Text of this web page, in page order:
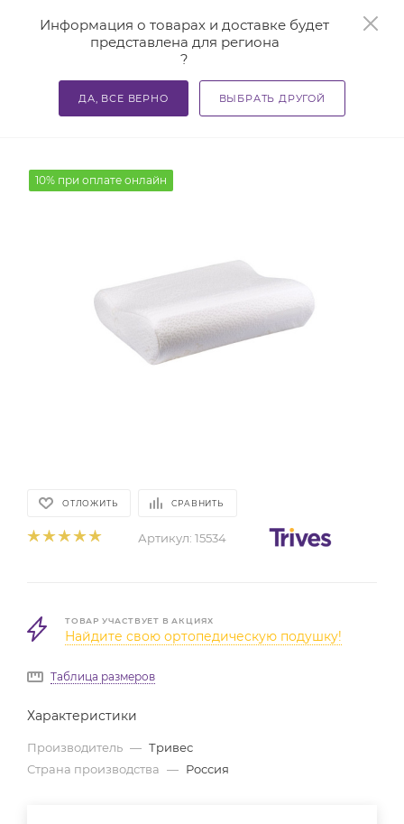
Информация о товарах и доставке будет
представлена для региона
?
ДА, ВСЕ ВЕРНО ВЫБРАТЬ ДРУГОЙ
Главная — Каталог — Подушки ортопедические —
Чехол на подушку Т.002(Н) Trives
10% при оплате онлайн
ОТЛОЖИТЬ СРАВНИТЬ
Артикул: 15534
ТОВАР УЧАСТВУЕТ В АКЦИЯХ
Найдите свою ортопедическую подушку!
Таблица размеров
Характеристики
Производитель — Тривес
Страна производства — Россия